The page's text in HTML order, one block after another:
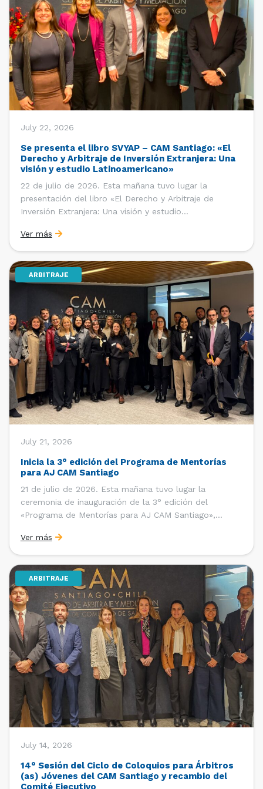
July 22, 2026
Se presenta el libro SVYAP – CAM Santiago: «El
Derecho y Arbitraje de Inversión Extranjera: Una
visión y estudio Latinoamericano»
22 de julio de 2026. Esta mañana tuvo lugar la
presentación del libro «El Derecho y Arbitraje de
Inversión Extranjera: Una visión y estudio
«Santiago Very Young Arbitration Practitioners»
(SVYAP), iniciativa que reúne a jóvenes profesionales
interesados en el arbitraje doméstico e internacional,
[…]
Ver más
ARBITRAJE
July 21, 2026
Inicia la 3° edición del Programa de Mentorías
para AJ CAM Santiago
21 de julio de 2026. Esta mañana tuvo lugar la
ceremonia de inauguración de la 3° edición del
«Programa de Mentorías para AJ CAM Santiago»,
Internacionales con el apoyo de la Dirección Ejecutiva
y la Subdirección Ejecutiva y de Asuntos
Internacionales, tras […]
Ver más
ARBITRAJE
July 14, 2026
14° Sesión del Ciclo de Coloquios para Árbitros
(as) Jóvenes del CAM Santiago y recambio del
Comité Ejecutivo